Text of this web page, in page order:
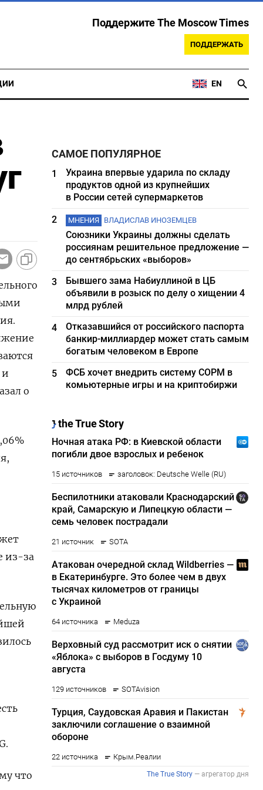
Поддержите The Moscow Times
ПОДДЕРЖАТЬ
EN
и
⁠о
из-за
что
САМОЕ ПОПУЛЯРНОЕ
1
Украина впервые ударила по складу
продуктов одной из крупнейших
в России сетей супермаркетов
2
МНЕНИЯ ВЛАДИСЛАВ ИНОЗЕМЦЕВ
Союзники Украины должны сделать
россиянам решительное предложение —
до сентябрьских «выборов»
3
Бывшего зама Набиуллиной в ЦБ
объявили в розыск по делу о хищении 4
млрд рублей
4
Отказавшийся от российского паспорта
банкир-миллиардер может стать самым
богатым человеком в Европе
5
ФСБ хочет внедрить систему СОРМ в
комьютерные игры и на криптобиржи